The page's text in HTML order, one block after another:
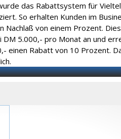
das Rabattsystem für
So erhalten Kunden im
von einem Prozent.
5.000,- pro Monat an und
einen Rabatt von 10 Prozent.